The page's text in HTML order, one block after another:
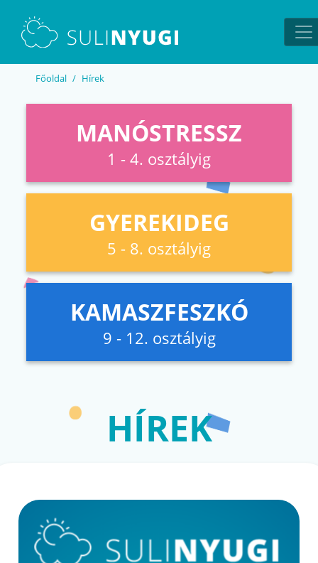
Főoldal Hírek
MANÓSTRESSZ
1 - 4. osztályig
GYEREKIDEG
5 - 8. osztályig
KAMASZFESZKÓ
9 - 12. osztályig
HÍREK